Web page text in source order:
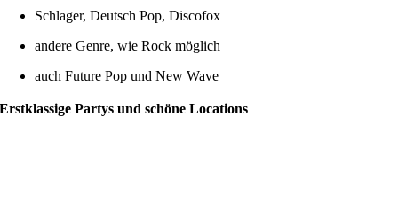
Schlager, Deutsch Pop, Discofox
andere Genre, wie Rock möglich
auch Future Pop und New Wave
Erstklassige Partys und schöne Locations